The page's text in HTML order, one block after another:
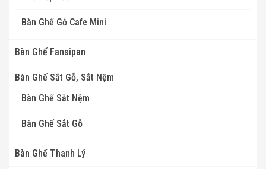
Bàn Ghế Gỗ Cafe Mini
Bàn Ghế Fansipan
Bàn Ghế Sắt Gỗ, Sắt Nệm
Bàn Ghế Sắt Nệm
Bàn Ghế Sắt Gỗ
Bàn Ghế Thanh Lý